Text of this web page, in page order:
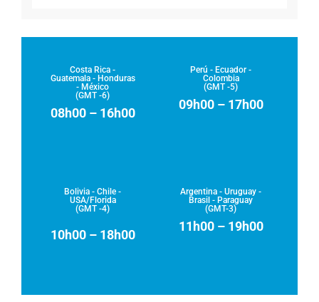
Costa Rica -
Guatemala - Honduras
- México
(GMT -6)
08h00 – 16h00
Perú - Ecuador -
Colombia
(GMT -5)
09h00 – 17h00
Bolivia - Chile -
USA/Florida
(GMT -4)
10h00 – 18h00
Argentina - Uruguay -
Brasil - Paraguay
(GMT-3)
11h00 – 19h00